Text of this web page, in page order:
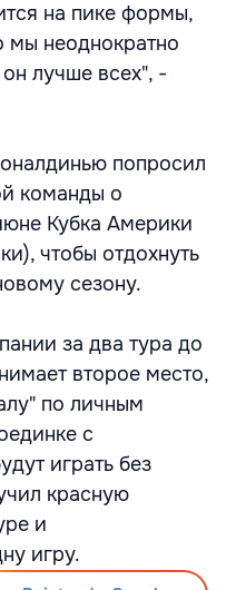
на пике формы,
мы неоднократно
лучше всех", -
попросил
команды о
Кубка Америки
чтобы отдохнуть
сезону.
за два тура до
второе место,
по личным
с
играть без
красную
и
игру.